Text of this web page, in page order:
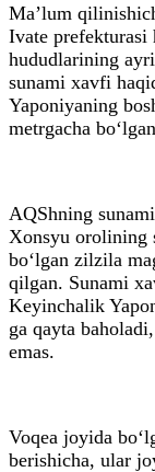
Ma’lum
Ivate
hududlarining
sunami xavfi
Yaponiyaning
metrgacha
AQShning
Xonsyu orolining
bo‘lgan zilzila
qilgan. Sunami
Keyinchalik
ga qayta
emas.
Voqea joyida
berishicha, ular